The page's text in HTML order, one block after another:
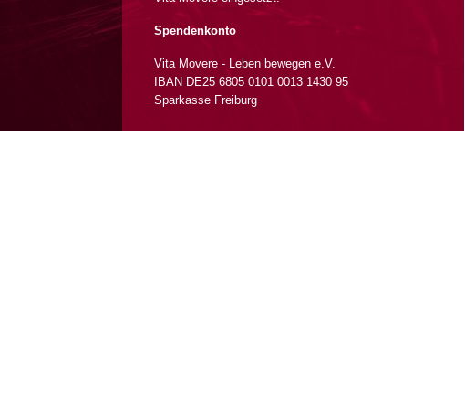
Spendenkonto
Vita Movere - Leben bewegen e.V.
IBAN DE25 6805 0101 0013 1430 95
Sparkasse Freiburg